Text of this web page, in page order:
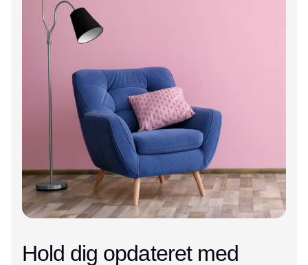
Hold dig opdateret med